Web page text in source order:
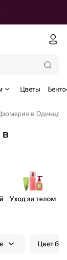
Цветы
в
Уход за телом
Цвет